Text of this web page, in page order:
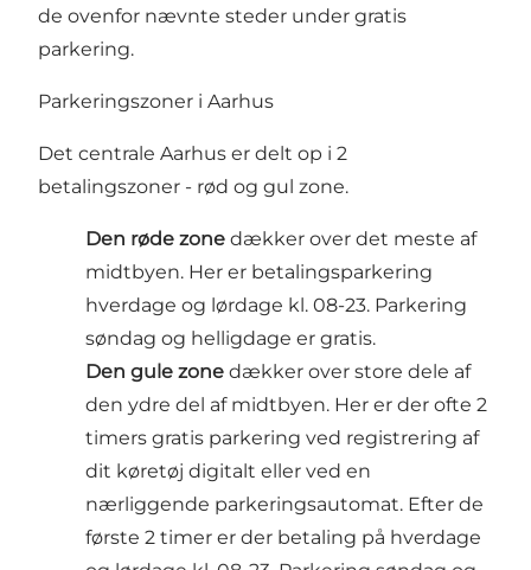
de ovenfor nævnte steder under gratis
parkering.
Parkeringszoner i Aarhus
Det centrale Aarhus er delt op i 2
betalingszoner - rød og gul zone.
Den røde zone dækker over det meste af
midtbyen. Her er betalingsparkering
hverdage og lørdage kl. 08-23. Parkering
søndag og helligdage er gratis.
Den gule zone dækker over store dele af
den ydre del af midtbyen. Her er der ofte 2
timers gratis parkering ved registrering af
dit køretøj digitalt eller ved en
nærliggende parkeringsautomat. Efter de
første 2 timer er der betaling på hverdage